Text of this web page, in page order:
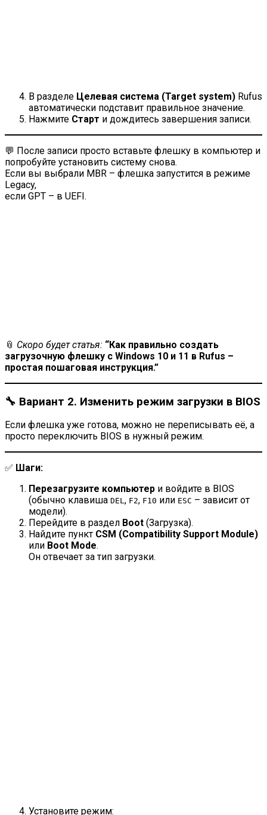
В разделе Целевая система (Target system) Rufus
автоматически подставит правильное значение.
Нажмите Старт и дождитесь завершения записи.
💬 После записи просто вставьте флешку в компьютер и
попробуйте установить систему снова.
Если вы выбрали MBR – флешка запустится в режиме
Legacy,
если GPT – в UEFI.
📎 Скоро будет статья: “Как правильно создать
загрузочную флешку с Windows 10 и 11 в Rufus –
простая пошаговая инструкция.”
🔧 Вариант 2. Изменить режим загрузки в BIOS
Если флешка уже готова, можно не переписывать её, а
просто переключить BIOS в нужный режим.
✅ Шаги:
Перезагрузите компьютер и войдите в BIOS
(обычно клавиша DEL, F2, F10 или ESC – зависит от
модели).
Перейдите в раздел Boot (Загрузка).
Найдите пункт CSM (Compatibility Support Module)
или Boot Mode.
Он отвечает за тип загрузки.
Установите режим: